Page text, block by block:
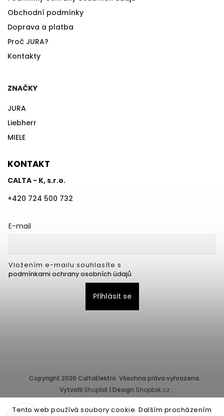
Tento web používá soubory cookie. Dalším procházením
Obchodní podmínky
Doprava a platba
Proč JURA?
Kontakty
ZNAČKY
JURA
Liebherr
MIELE
KONTAKT
CALTA - K, s.r.o.
+420 724 500 732
E-mail
Vložením e-mailu souhlasíte s
podmínkami ochrany osobních údajů
Přihlásit se
Copyright 2026 CaltaElektro. Všechna práva vyhrazena.
Vytvořil Shoptet | Design Shoptak.cz